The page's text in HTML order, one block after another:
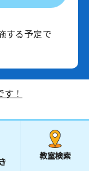
する予定で
！
教室検索